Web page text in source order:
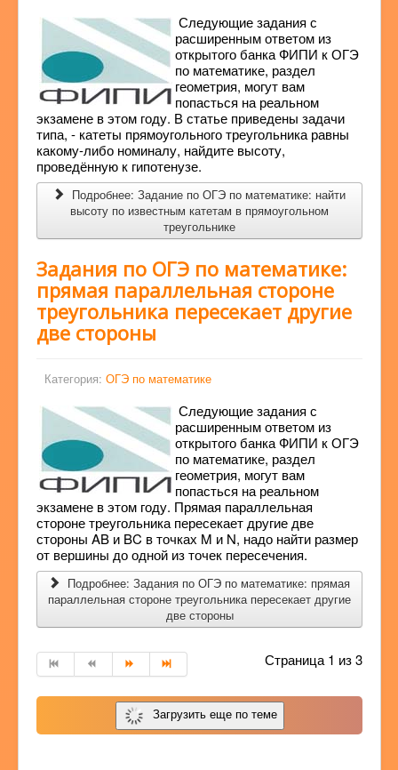
Следующие задания с
расширенным ответом из
открытого банка ФИПИ к ОГЭ
по математике, раздел
геометрия, могут вам
попасться на реальном
экзамене в этом году. В статье приведены задачи
типа, - катеты прямоугольного треугольника равны
какому-либо номиналу, найдите высоту,
проведённую к гипотенузе.
Подробнее: Задание по ОГЭ по математике: найти
высоту по известным катетам в прямоугольном
треугольнике
Задания по ОГЭ по математике:
прямая параллельная стороне
треугольника пересекает другие
две стороны
Категория: ОГЭ по математике
Следующие задания с
расширенным ответом из
открытого банка ФИПИ к ОГЭ
по математике, раздел
геометрия, могут вам
попасться на реальном
экзамене в этом году. Прямая параллельная
стороне треугольника пересекает другие две
стороны AB и BC в точках M и N, надо найти размер
от вершины до одной из точек пересечения.
Подробнее: Задания по ОГЭ по математике: прямая
параллельная стороне треугольника пересекает другие
две стороны
Страница 1 из 3
Загрузить еще по теме